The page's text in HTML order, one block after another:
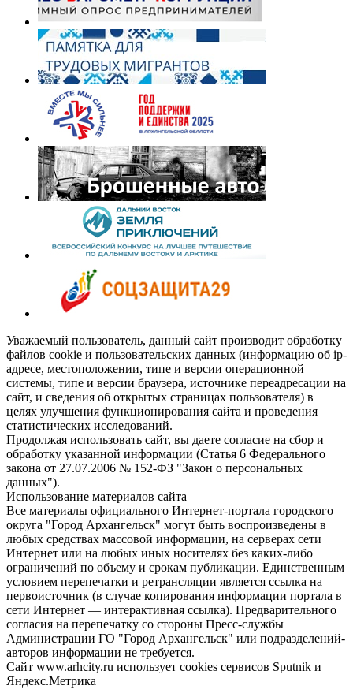
Уважаемый пользователь, данный сайт производит обработку
файлов cookie и пользовательских данных (информацию об ip-
адресе, местоположении, типе и версии операционной
системы, типе и версии браузера, источнике переадресации на
сайт, и сведения об открытых страницах пользователя) в
целях улучшения функционирования сайта и проведения
статистических исследований.
Продолжая использовать сайт, вы даете согласие на сбор и
обработку указанной информации (Статья 6 Федерального
закона от 27.07.2006 № 152-ФЗ "Закон о персональных
данных").
Использование материалов сайта
Все материалы официального Интернет-портала городского
округа "Город Архангельск" могут быть воспроизведены в
любых средствах массовой информации, на серверах сети
Интернет или на любых иных носителях без каких-либо
ограничений по объему и срокам публикации. Единственным
условием перепечатки и ретрансляции является ссылка на
первоисточник (в случае копирования информации портала в
сети Интернет — интерактивная ссылка). Предварительного
согласия на перепечатку со стороны Пресс-службы
Администрации ГО "Город Архангельск" или подразделений-
авторов информации не требуется.
Сайт www.arhcity.ru использует cookies сервисов Sputnik и
Яндекс.Метрика